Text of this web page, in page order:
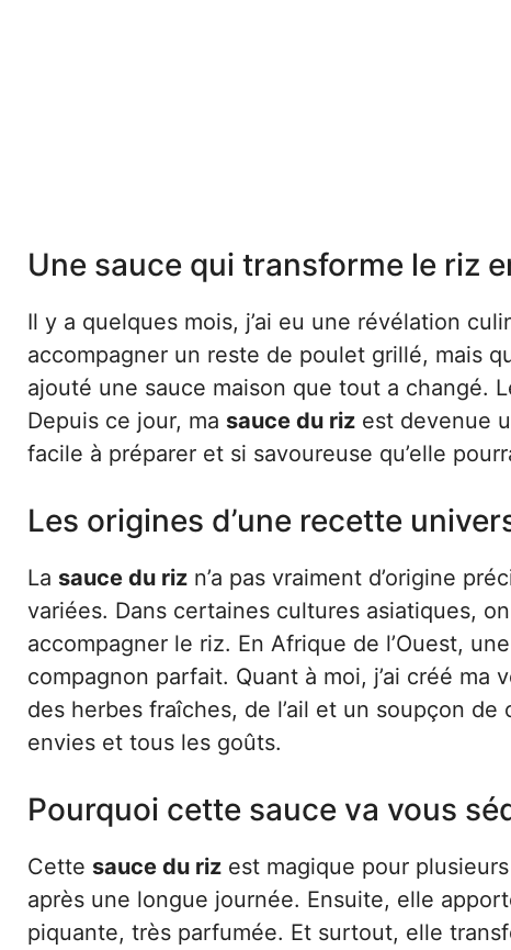
Une sauce qui transforme le riz
Il y a quelques mois, j’ai eu une révélation
accompagner un reste de poulet grillé, mais
ajouté une sauce maison que tout a changé.
Depuis ce jour, ma sauce du riz est devenue
facile à préparer et si savoureuse qu’elle
Les origines d’une recette
La sauce du riz n’a pas vraiment d’origine
variées. Dans certaines cultures asiatiques,
accompagner le riz. En Afrique de l’Ouest,
compagnon parfait. Quant à moi, j’ai créé
des herbes fraîches, de l’ail et un soupçon
envies et tous les goûts.
Pourquoi cette sauce va vous
Cette sauce du riz est magique pour
après une longue journée. Ensuite, elle
piquante, très parfumée. Et surtout, elle